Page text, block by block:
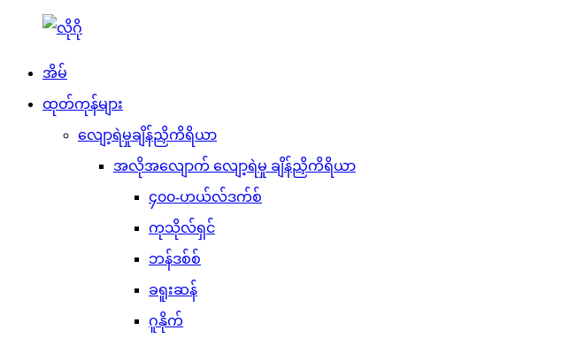
အိမ်
ထုတ်ကုန်များ
လျော့ရဲမှုချိန်ညှိကိရိယာ
အလိုအလျောက် လျော့ရဲမှု ချိန်ညှိကိရိယာ
၄၀၀-ဟယ်လ်ဒက်စ်
ကုသိုလ်ရှင်
ဘန်ဒစ်စ်
ခရူးဆန်
ဂူနိုက်